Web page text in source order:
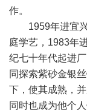
作。
1959年进宜兴
庭学艺，1983年
纪七十年代起进
同探索紫砂金银
下，使其成熟，
同时也成为他个